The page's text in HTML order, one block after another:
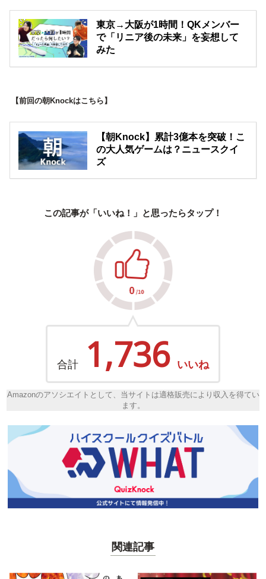
東京→大阪が1時間！QKメンバー
で「リニア後の未来」を妄想して
みた
【前回の朝Knockはこちら】
【朝Knock】累計3億本を突破！こ
の大人気ゲームは？ニュースクイ
ズ
この記事が「いいね！」と思ったらタップ！
合計 1,736 いいね
Amazonのアソシエイトとして、当サイトは適格販売により収入を得てい
ます。
関連記事